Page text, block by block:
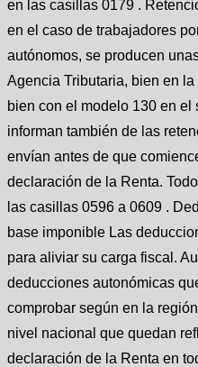
en las casillas 0179 .
en el caso de trabajadores
autónomos, se producen
Agencia Tributaria, bien en
bien con el modelo 130 en
informan también de las
envían antes de que
declaración de la Renta.
las casillas 0596 a 0609 .
base imponible Las
para aliviar su carga fiscal.
deducciones autonómicas
comprobar según en la
nivel nacional que quedan
declaración de la Renta en